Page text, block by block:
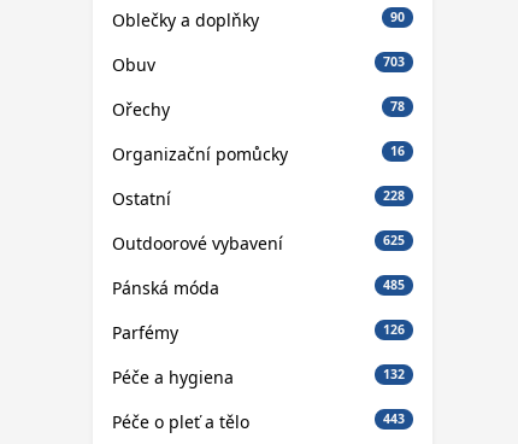
Oblečky a doplňky 90
Obuv 703
Ořechy 78
Organizační pomůcky 16
Ostatní 228
Outdoorové vybavení 625
Pánská móda 485
Parfémy 126
Péče a hygiena 132
Péče o pleť a tělo 443